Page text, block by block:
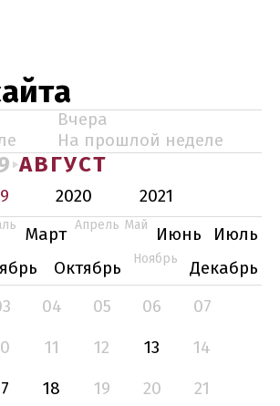
Вчера
На прошлой неделе
АВГУСТ
2020
2021
Март Апрель Май Июнь
Июль
Октябрь Ноябрь
Декабрь
04 05 06
07
11 12 13
14
18 19 20
21